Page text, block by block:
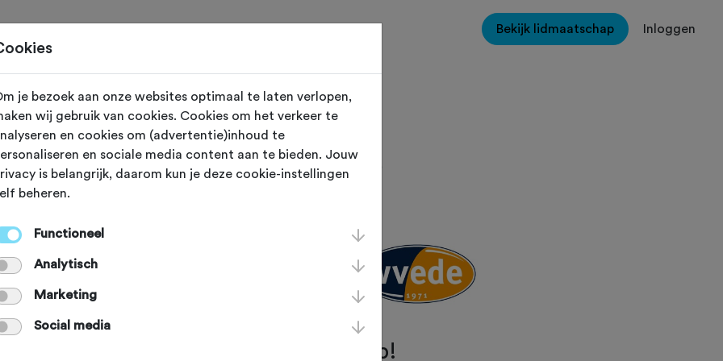
Bekijk lidmaatschap Inloggen
Ede
fietsen of gericht trainen
zelf of met een groepje,
off-road, jong en oud en van
wereldkampioen. Welkom bij de club!
je bezoek aan onze websites optimaal te laten verlopen,
wij gebruik van cookies. Cookies om het verkeer te
en cookies om (advertentie)inhoud te
en sociale media content aan te bieden. Jouw
is belangrijk, daarom kun je deze cookie-instellingen
beheren.
Functioneel
Analytisch
Marketing
Social media